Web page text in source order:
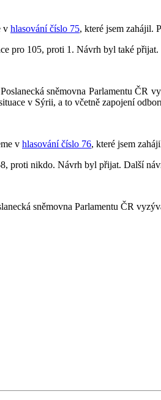
v hlasování číslo 75, které jsem zahájil.
pro 105, proti 1. Návrh byl také
sněmovna Parlamentu ČR
v Sýrii, a to včetně zapojení
v hlasování číslo 76, které jsem
proti nikdo. Návrh byl přijat. Další
sněmovna Parlamentu ČR